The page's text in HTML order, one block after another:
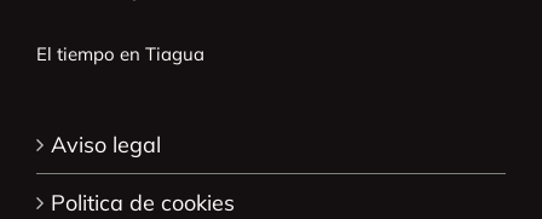
El tiempo en Tiagua
Aviso legal
Politica de cookies